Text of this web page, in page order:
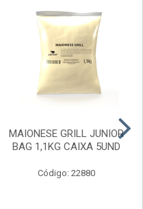
MAIONESE GRILL JUNIOR
BAG 1,1KG CAIXA 5UND
Código: 22880